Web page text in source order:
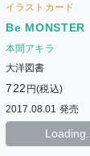
イラストカード
Be MONSTER
本間アキラ
大洋図書
722 円(税込)
2017.08.01 発売
Loading...